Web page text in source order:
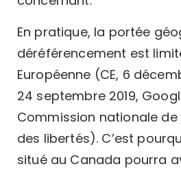
En pratique, la portée
déréférencement est
Européenne (CE, 6
24 septembre 2019,
Commission nationale de
des libertés). C’est
situé au Canada pourra